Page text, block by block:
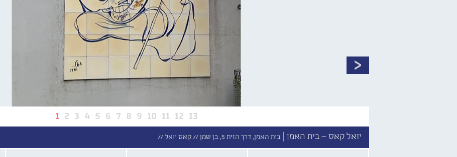
1 2 3 4 5 6 7 8 9 10 11 12 13
יואל קאס – בית האמן | בית האמן, דרך הזית 5, בן שמן // קאס יואל //